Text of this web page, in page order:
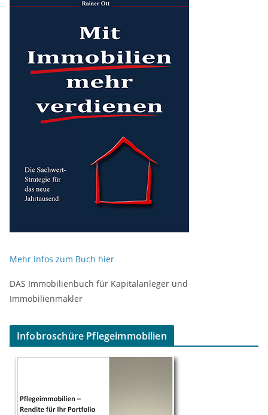
Mehr Infos zum Buch hier
DAS Immobilienbuch für Kapitalanleger und
Immobilienmakler
Infobroschüre Pflegeimmobilien